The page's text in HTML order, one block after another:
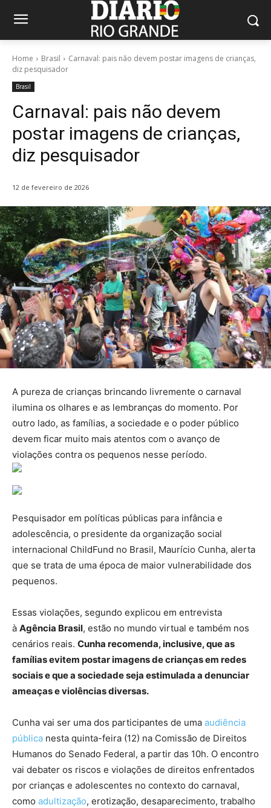
Home Brasil
Carnaval: pais não devem postar imagens de crianças,
diz pesquisador
Brasil
Carnaval: pais não devem
postar imagens de crianças,
diz pesquisador
12 de fevereiro de 2026
A pureza de crianças brincando livremente o carnaval
ilumina os olhares e as lembranças do momento. Por
outro lado, as famílias, a sociedade e o poder público
devem ficar muito mais atentos com o avanço de
violações contra os pequenos nesse período.
Pesquisador em políticas públicas para infância e
adolescência, o presidente da organização social
internacional ChildFund no Brasil, Maurício Cunha, alerta
que se trata de uma época de maior vulnerabilidade dos
pequenos.
Essas violações, segundo explicou em entrevista
à Agência Brasil, estão no mundo virtual e também nos
cenários reais. Cunha recomenda, inclusive, que as
famílias evitem postar imagens de crianças em redes
sociais e que a sociedade seja estimulada a denunciar
ameaças e violências diversas.
Cunha vai ser uma dos participantes de uma audiência
pública nesta quinta-feira (12) na Comissão de Direitos
Humanos do Senado Federal, a partir das 10h. O encontro
vai debater os riscos e violações de direitos enfrentados
por crianças e adolescentes no contexto do carnaval,
como adultização, erotização, desaparecimento, trabalho